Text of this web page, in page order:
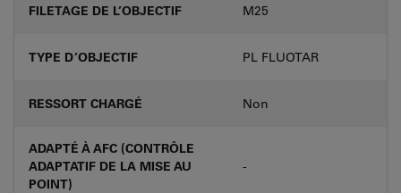
FILETAGE DE L’OBJECTIF M25
TYPE D’OBJECTIF PL FLUOTAR
RESSORT CHARGÉ Non
ADAPTÉ À AFC (CONTRÔLE
ADAPTATIF DE LA MISE AU
POINT)
-